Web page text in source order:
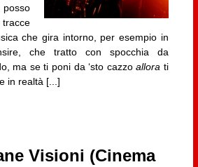
posso
che gira intorno, per esempio in
che tratto con spocchia da
ma se ti poni da ‘sto cazzoallora ti
in realtà [...]
Visioni (Cinema